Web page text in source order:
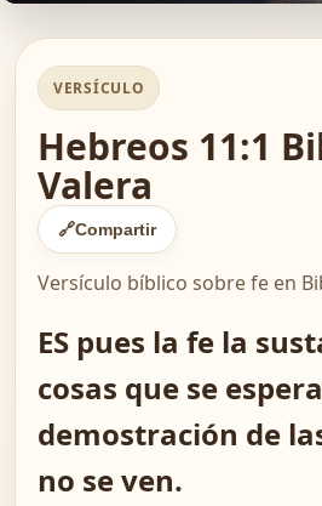
VERSÍCULO
Hebreos 11:1
Valera
🔗Compartir
Versículo bíblico sobre fe en
ES pues la fe la
cosas que se
demostración de
no se ven.